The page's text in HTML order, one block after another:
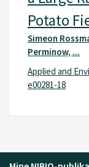
Potato
Simeon
Perminow, ...
Applied and
e00281-18